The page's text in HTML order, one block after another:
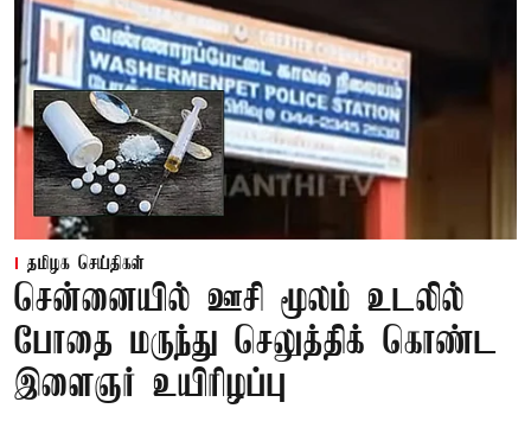
தமிழக செய்திகள்
சென்னையில் ஊசி மூலம் உடலில்
போதை மருந்து செலுத்திக் கொண்ட
இளைஞர் உயிரிழப்பு